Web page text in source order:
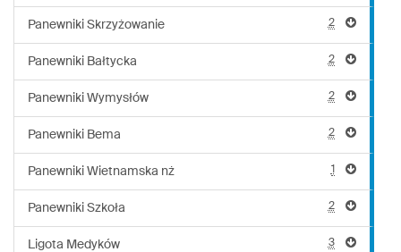
Panewniki Skrzyżowanie 2
Panewniki Bałtycka 2
Panewniki Wymysłów 2
Panewniki Bema 2
Panewniki Wietnamska nż 1
Panewniki Szkoła 2
Ligota Medyków 3